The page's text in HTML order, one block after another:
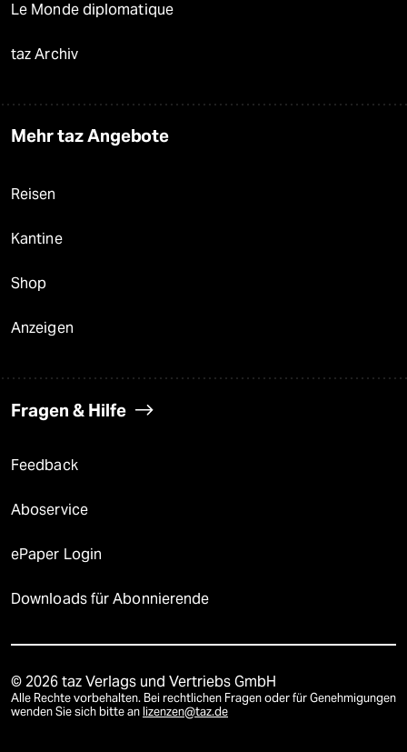
Le Monde diplomatique
taz Archiv
Mehr taz Angebote
Reisen
Kantine
Shop
Anzeigen
Fragen & Hilfe
Feedback
Aboservice
ePaper Login
Downloads für Abonnierende
© 2026 taz Verlags und Vertriebs GmbH
Alle Rechte vorbehalten. Bei rechtlichen Fragen oder für Genehmigungen
wenden Sie sich bitte an lizenzen@taz.de